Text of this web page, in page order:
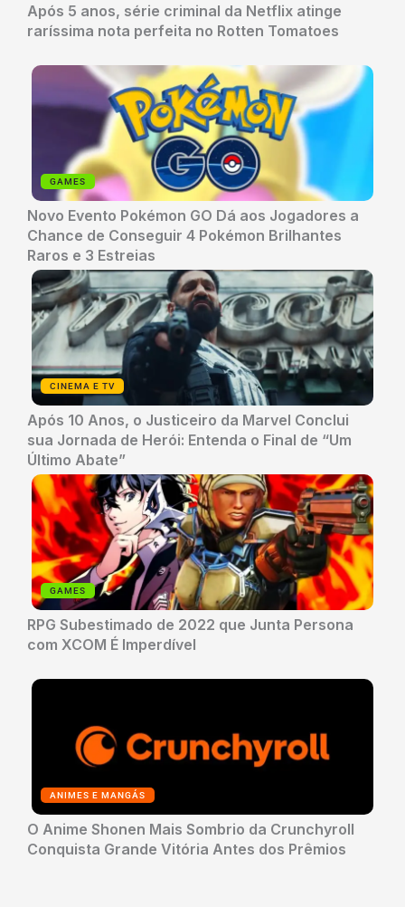
Após 5 anos, série criminal da Netflix atinge
raríssima nota perfeita no Rotten Tomatoes
GAMES
Novo Evento Pokémon GO Dá aos Jogadores a
Chance de Conseguir 4 Pokémon Brilhantes
Raros e 3 Estreias
CINEMA E TV
Após 10 Anos, o Justiceiro da Marvel Conclui
sua Jornada de Herói: Entenda o Final de “Um
Último Abate”
GAMES
RPG Subestimado de 2022 que Junta Persona
com XCOM É Imperdível
ANIMES E MANGÁS
O Anime Shonen Mais Sombrio da Crunchyroll
Conquista Grande Vitória Antes dos Prêmios